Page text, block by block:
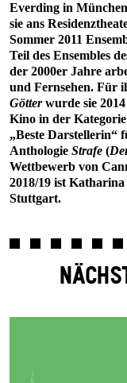
Everding in
sie ans
Sommer 2011
Teil des Ensembles
der 2000er Jahre
und Fernsehen. Für
Götterwurde sie
Kino in der Kategorie
„Beste Darstellerin“
Anthologie Strafe (
Wettbewerb von
2018/19 ist
Stuttgart.